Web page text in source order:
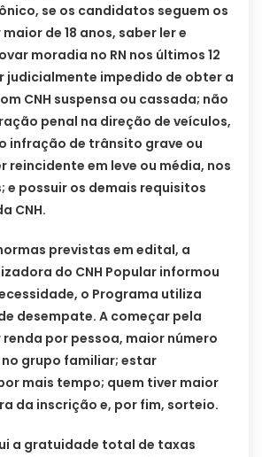
se os candidatos seguem os
de 18 anos, saber ler e
moradia no RN nos últimos 12
judicialmente impedido de obter a
CNH suspensa ou cassada; não
penal na direção de veículos,
infração de trânsito grave ou
reincidente em leve ou média, nos
e possuir os demais requisitos
CNH.
previstas em edital, a
do CNH Popular informou
o Programa utiliza
desempate. A começar pela
por pessoa, maior número
grupo familiar; estar
mais tempo; quem tiver maior
da inscrição e, por fim, sorteio.
a gratuidade total de taxas